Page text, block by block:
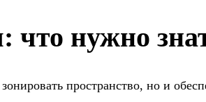
что нужно
пространство, но и